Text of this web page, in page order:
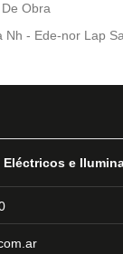
Obra
Nh - Ede-nor Lap
Eléctricos e